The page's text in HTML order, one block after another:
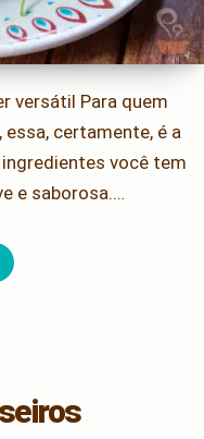
versátil Para quem
essa, certamente, é a
você tem
e saborosa.…